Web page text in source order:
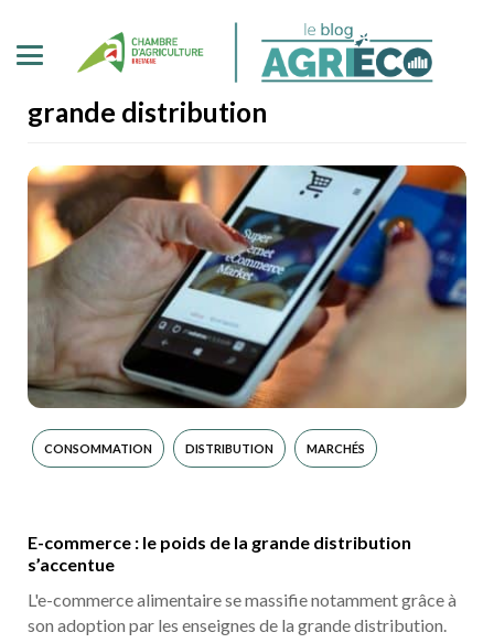
grande distribution
CONSOMMATION DISTRIBUTION MARCHÉS
E-commerce : le poids de la grande distribution
s’accentue
L'e-commerce alimentaire se massifie notamment grâce à
son adoption par les enseignes de la grande distribution.